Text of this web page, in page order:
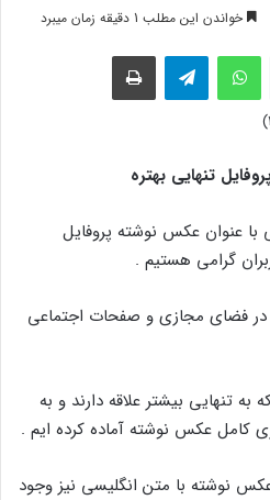
خواندن این مطلب 1 دقیقه زمان میبرد
واتس آپ
تنهایی بهتره
با عنوان عکس نوشته پروفایل
گرامی هستیم .
فضای مجازی و صفحات اجتماعی
به تنهایی بیشتر علاقه دارند و به
کامل عکس نوشته آماده کرده ایم .
نوشته با متن انگلیسی نیز وجود